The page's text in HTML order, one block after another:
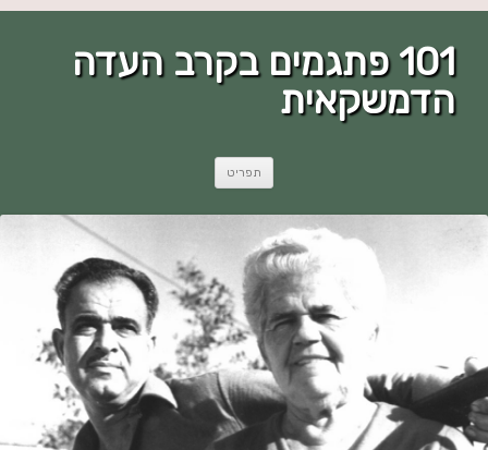
101 פתגמים בקרב העדה
הדמשקאית
תפריט